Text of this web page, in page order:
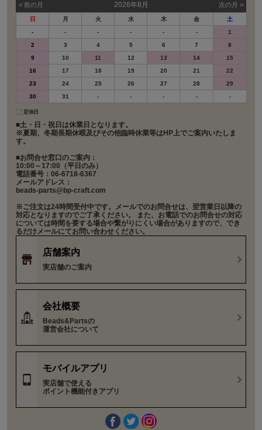
< 前の⽉ 2026年8月 次の⽉ >
日 月 火 水 木 金
土
-
- - - - -
1
2
3 4 5 6 7
8
9
10 11 12 13 14
15
16
17 18 19 20 21
22
23
24 25 26 27 28
29
30
31 - - - - -
定休日
■土・日・祝日は休業日となります。
※夏期、冬期長期休暇及びその他臨時休業等はHP上でご案内いたしま
す。
■お問合せ窓口のご案内：
10:00～17:00（平日のみ）
電話番号：06-6718-6367
メールアドレス：
beads-parts@bp-craft.com
※ご注文は24時間受付中です。メールでのお問合せは、翌営業日以降の
対応となりますのでご了承ください。 また、お電話でのお問合せの対応
については時間を要する場合や繋がりにくい場合がありますので、でき
るだけメールにてお問い合わせください。
店舗案内
実店舗のご案内
会社概要
Beads&Partsの
運営会社について
モバイルアプリ
実店舗で使える
ポイント機能付きアプリ